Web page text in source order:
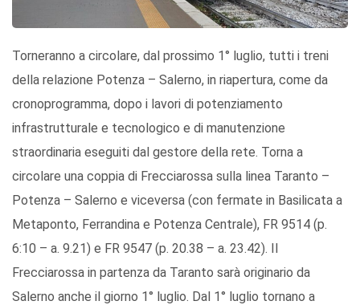
Torneranno a circolare, dal prossimo 1° luglio, tutti i treni
della relazione Potenza – Salerno, in riapertura, come da
cronoprogramma, dopo i lavori di potenziamento
infrastrutturale e tecnologico e di manutenzione
straordinaria eseguiti dal gestore della rete. Torna a
circolare una coppia di Frecciarossa sulla linea Taranto –
Potenza – Salerno e viceversa (con fermate in Basilicata a
Metaponto, Ferrandina e Potenza Centrale), FR 9514 (p.
6:10 – a. 9.21) e FR 9547 (p. 20.38 – a. 23.42). Il
Frecciarossa in partenza da Taranto sarà originario da
Salerno anche il giorno 1° luglio. Dal 1° luglio tornano a